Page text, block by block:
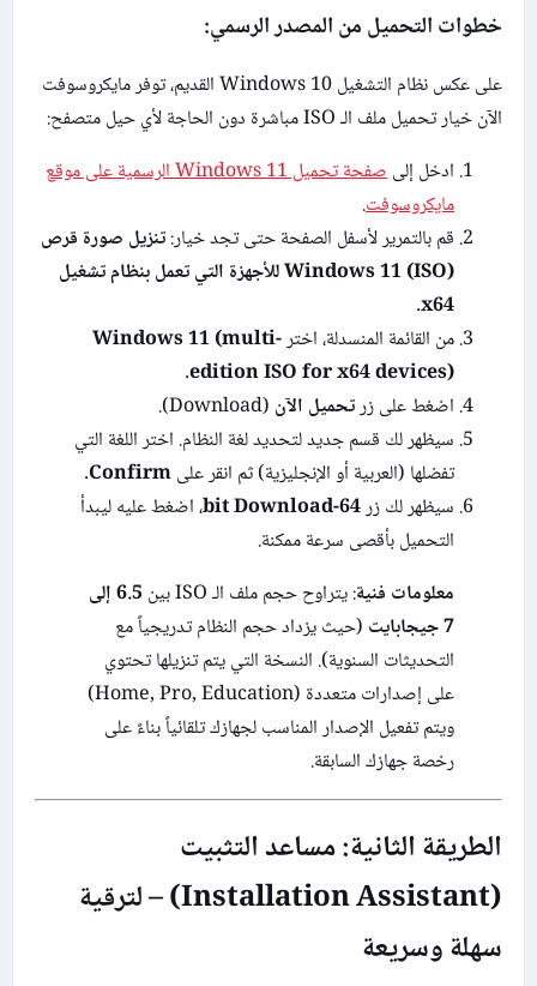
خطوات التحميل من المصدر الرسمي:
على عكس نظام التشغيل Windows 10 القديم، توفر مايكروسوفت
الآن خيار تحميل ملف الـ ISO مباشرة دون الحاجة لأي حيل متصفح:
ادخل إلى
صفحة تحميل Windows 11 الرسمية على موقع
مايكروسوفت.
قم بالتمرير لأسفل الصفحة حتى تجد خيار:تنزيل صورة قرص
Windows 11 (ISO) للأجهزة التي تعمل بنظام تشغيل
x64
.
من القائمة المنسدلة، اخترWindows 11 (multi-
edition ISO for x64 devices)
.
اضغط على زرتحميل الآن (Download).
سيظهر لك قسم جديد لتحديد لغة النظام. اختر اللغة التي
تفضلها (العربية أو الإنجليزية) ثم انقر علىConfirm
.
سيظهر لك زر64-bit Download
، اضغط عليه ليبدأ
التحميل بأقصى سرعة ممكنة.
معلومات فنية: يتراوح حجم ملف الـ ISO بين
6.5 إلى
7 جيجابايت
(حيث يزداد حجم النظام تدريجياً مع
التحديثات السنوية). النسخة التي يتم تنزيلها تحتوي
على إصدارات متعددة (Home, Pro, Education)
ويتم تفعيل الإصدار المناسب لجهازك تلقائياً بناءً على
رخصة جهازك السابقة.
الطريقة الثانية: مساعد التثبيت
(Installation Assistant) – لترقية
سهلة وسريعة